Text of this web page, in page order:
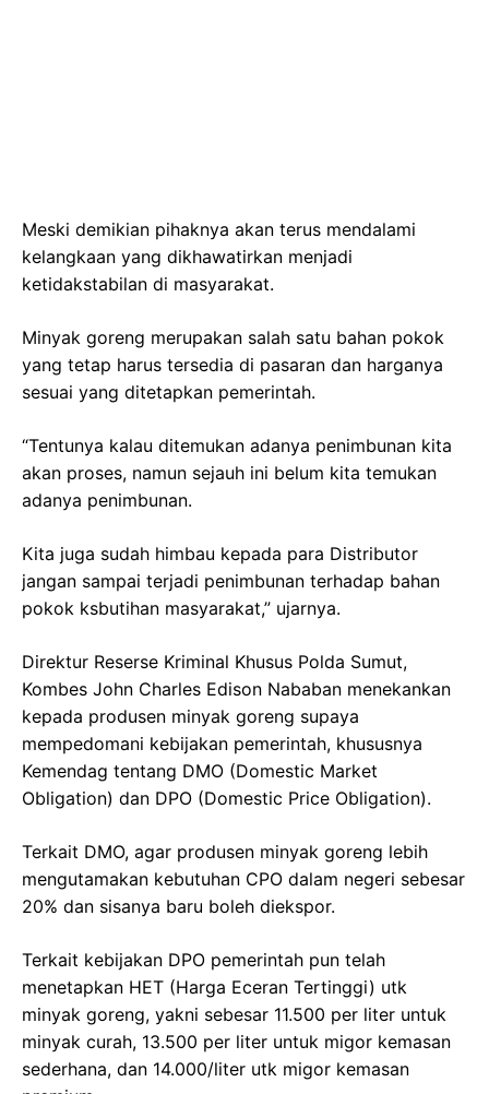
Meski demikian pihaknya akan terus mendalami
kelangkaan yang dikhawatirkan menjadi
ketidakstabilan di masyarakat.
Minyak goreng merupakan salah satu bahan pokok
yang tetap harus tersedia di pasaran dan harganya
sesuai yang ditetapkan pemerintah.
“Tentunya kalau ditemukan adanya penimbunan kita
akan proses, namun sejauh ini belum kita temukan
adanya penimbunan.
Kita juga sudah himbau kepada para Distributor
jangan sampai terjadi penimbunan terhadap bahan
pokok ksbutihan masyarakat,” ujarnya.
Direktur Reserse Kriminal Khusus Polda Sumut,
Kombes John Charles Edison Nababan menekankan
kepada produsen minyak goreng supaya
mempedomani kebijakan pemerintah, khususnya
Kemendag tentang DMO (Domestic Market
Obligation) dan DPO (Domestic Price Obligation).
Terkait DMO, agar produsen minyak goreng lebih
mengutamakan kebutuhan CPO dalam negeri sebesar
20% dan sisanya baru boleh diekspor.
Terkait kebijakan DPO pemerintah pun telah
menetapkan HET (Harga Eceran Tertinggi) utk
minyak goreng, yakni sebesar 11.500 per liter untuk
minyak curah, 13.500 per liter untuk migor kemasan
sederhana, dan 14.000/liter utk migor kemasan